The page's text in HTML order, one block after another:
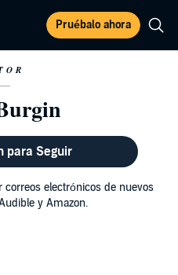
Pruébalo ahora
para Seguir
correos electrónicos de nuevos
y Amazon.